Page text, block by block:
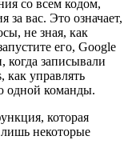
со всем кодом,
за вас. Это означает,
не зная, как
его, Google
когда записывали
как управлять
одной команды.
которая
некоторые